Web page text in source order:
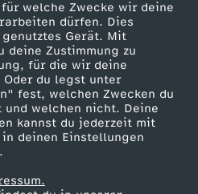
welche Zwecke wir deine
dürfen. Dies
Gerät. Mit
deine Zustimmung zu
für die wir deine
du legst unter
fest, welchen Zwecken du
und welchen nicht. Deine
kannst du jederzeit mit
deinen Einstellungen